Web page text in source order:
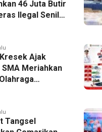
46 Juta Butir
Ilegal Senilai
Ajak
Meriahkan
Kresek 2026
Tangsel